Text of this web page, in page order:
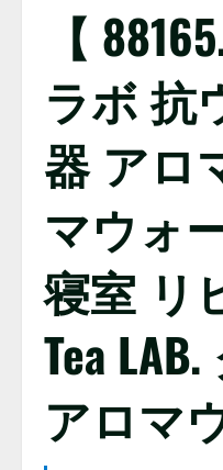
【
ラボ 抗
器 アロ
マウォ
寝室 リ
Tea
アロマ